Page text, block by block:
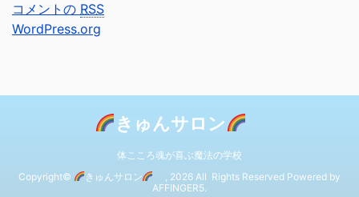
コメントの RSS
WordPress.org
きゅんサロン
体こころ魂が喜ぶ魔法の学校
Copyright©
きゅんサロン
, 2026 All Rights Reserved Powered by
AFFINGER5.